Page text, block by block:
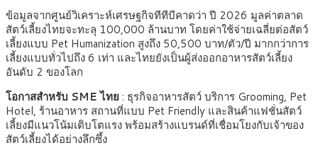
ข้อมูลจากศูนย์วิเคราะห์เศรษฐกิจทีทีบีคาดว่า ปี 2026 มูลค่าตลาด
สัตว์เลี้ยงไทยจะทะลุ 100,000 ล้านบาท โดยค่าใช้จ่ายเฉลี่ยต่อสัตว์
เลี้ยงแบบ Pet Humanization สูงถึง 50,500 บาท/ตัว/ปี มากกว่าการ
เลี้ยงแบบทั่วไปถึง 6 เท่า และไทยยังเป็นผู้ส่งออกอาหารสัตว์เลี้ยง
อันดับ 2 ของโลก
โอกาสสำหรับ SME ไทย: ธุรกิจอาหารสัตว์ บริการ Grooming, Pet
Hotel, ร้านอาหาร สถานที่แบบ Pet Friendly และสินค้าแฟชั่นสัตว์
เลี้ยงมีแนวโน้มเติบโตแรง พร้อมสร้างแบรนด์ที่เชื่อมโยงกับเจ้าของ
สัตว์เลี้ยงได้อย่างลึกซึ้ง